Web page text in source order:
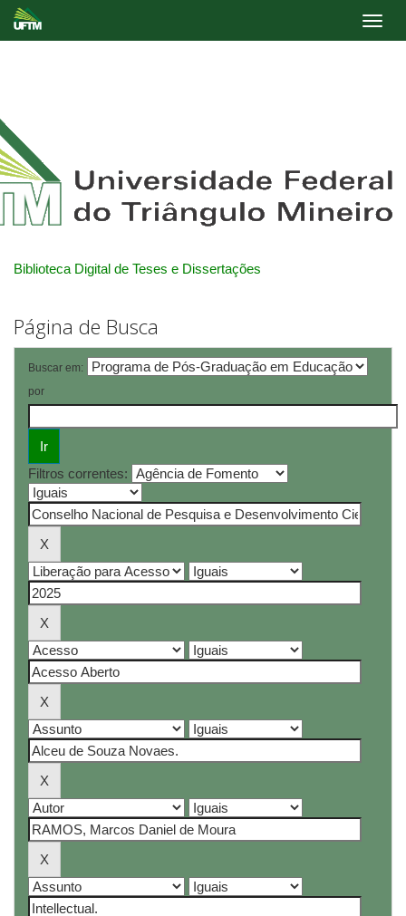
Biblioteca Digital de Teses e Dissertações
Página de Busca
Buscar em:
por
Filtros correntes: